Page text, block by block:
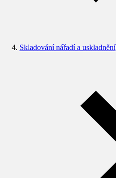
Skladování nářadí a uskladnění